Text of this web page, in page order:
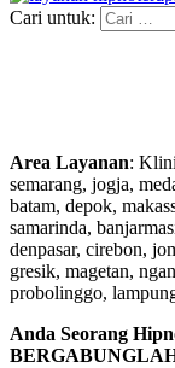
Cari untuk:
Area Layanan:
semarang, jogja,
batam, depok,
samarinda,
denpasar, cirebon,
gresik, magetan,
probolinggo,
Anda Seorang